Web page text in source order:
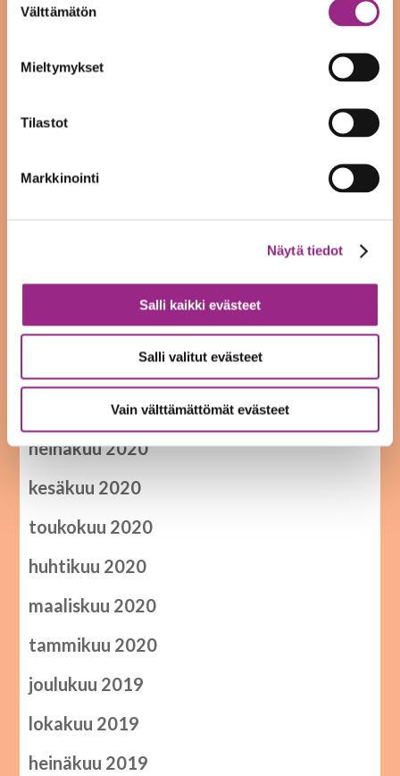
valinta
Välttämätön
Mieltymykset
Tilastot
Markkinointi
Näytä tiedot
Salli kaikki evästeet
Salli valitut evästeet
Vain välttämättömät evästeet
syyskuu 2021
toukokuu 2021
huhtikuu 2021
joulukuu 2020
marraskuu 2020
syyskuu 2020
heinäkuu 2020
kesäkuu 2020
toukokuu 2020
huhtikuu 2020
maaliskuu 2020
tammikuu 2020
joulukuu 2019
lokakuu 2019
heinäkuu 2019